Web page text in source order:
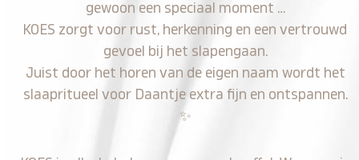
gewoon een speciaal moment …
KOES zorgt voor rust, herkenning en een vertrouwd
gevoel bij het slapengaan.
Juist door het horen van de eigen naam wordt het
slaapritueel voor Daantje extra fijn en ontspannen.
✨